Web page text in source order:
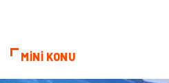
MİNİ KONU